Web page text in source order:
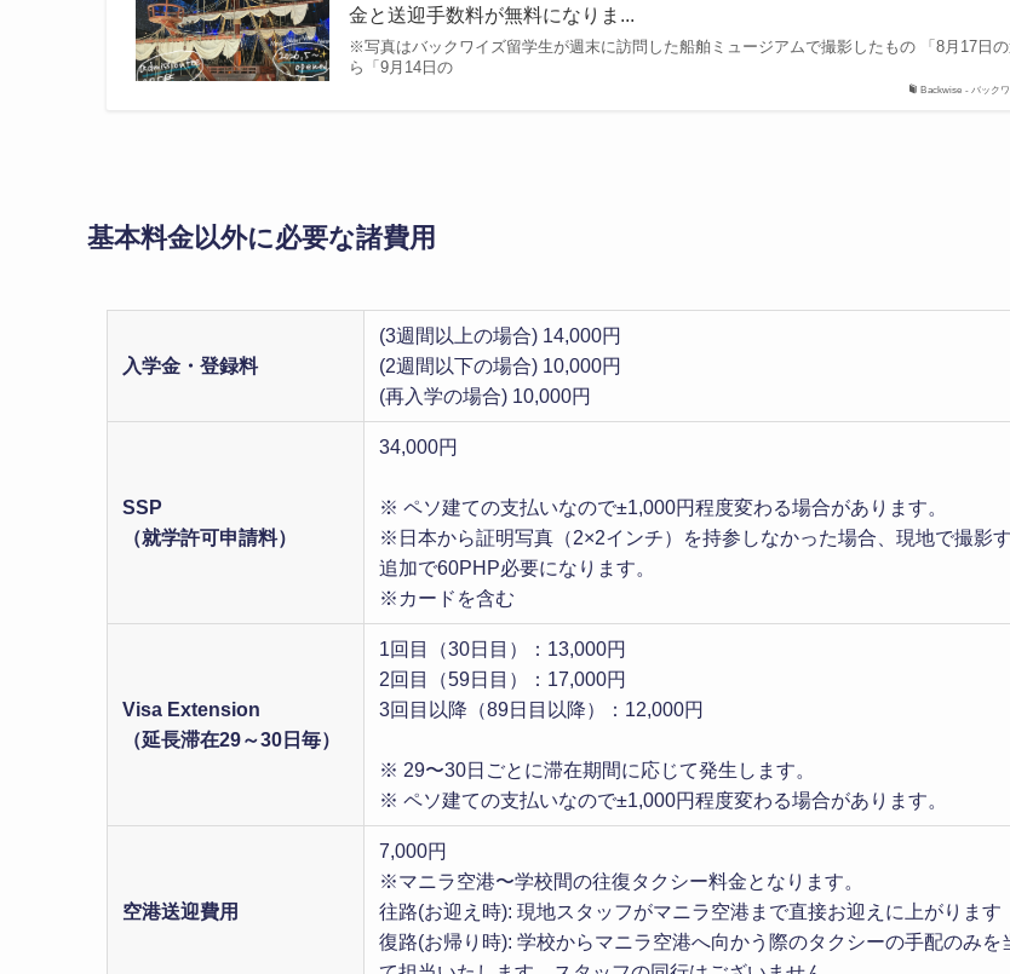
Backwise - バック
金と送迎手数料が無料になりま...
※写真はバックワイズ留学生が週末に訪問した船舶ミュージアムで撮影したもの 「8月17日
ら「9月14日の
基本料金以外に必要な諸費用
入学金・登録料
(3週間以上の場合) 14,000円
(2週間以下の場合) 10,000円
(再入学の場合) 10,000円
SSP
（就学許可申請料）
34,000円
※ ペソ建ての支払いなので±1,000円程度変わる場合があります。
※日本から証明写真（2×2インチ）を持参しなかった場合、現地で撮影
追加で60PHP必要になります。
※カードを含む
Visa Extension
（延長滞在29～30日毎）
1回目（30日目）：13,000円
2回目（59日目）：17,000円
3回目以降（89日目以降）：12,000円
※ 29〜30日ごとに滞在期間に応じて発生します。
※ ペソ建ての支払いなので±1,000円程度変わる場合があります。
空港送迎費用
7,000円
※マニラ空港〜学校間の往復タクシー料金となります。
往路(お迎え時): 現地スタッフがマニラ空港まで直接お迎えに上がります
復路(お帰り時): 学校からマニラ空港へ向かう際のタクシーの手配のみを